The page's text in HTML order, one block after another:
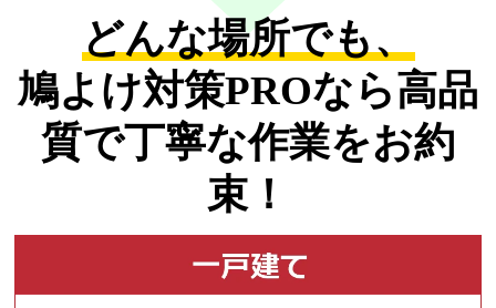
どんな場所でも、
鳩よけ対策PROなら高品
質で丁寧な作業をお約
束！